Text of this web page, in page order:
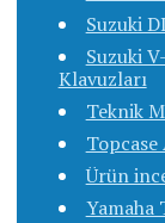
Suzuki
Suzuki
Klavuzları
Teknik
Ürün
Yamaha